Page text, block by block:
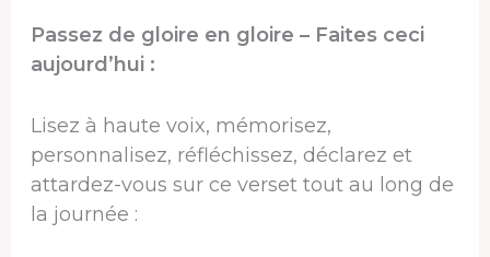
Passez de gloire en gloire – Faites ceci
aujourd’hui :
Lisez à haute voix, mémorisez,
personnalisez, réfléchissez, déclarez et
attardez-vous sur ce verset tout au long de
la journée :